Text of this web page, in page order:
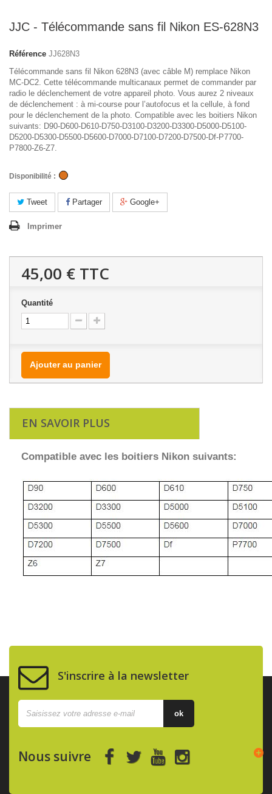
JJC - Télécommande sans fil Nikon ES-628N3
Référence JJ628N3
Télécommande sans fil Nikon 628N3 (avec câble M) remplace Nikon
MC-DC2. Cette télécommande multicanaux permet de commander par
radio le déclenchement de votre appareil photo. Vous aurez 2 niveaux
de déclenchement : à mi-course pour l’autofocus et la cellule, à fond
pour le déclenchement de la photo. Compatible avec les boitiers Nikon
suivants: D90-D600-D610-D750-D3100-D3200-D3300-D5000-D5100-
D5200-D5300-D5500-D5600-D7000-D7100-D7200-D7500-Df-P7700-
P7800-Z6-Z7.
Disponibilité :
Tweet Partager Google+
Imprimer
45,00 € TTC
Quantité
Ajouter au panier
EN SAVOIR PLUS
Compatible avec les boitiers Nikon suivants:
S'inscrire à la newsletter
ok
Nous suivre